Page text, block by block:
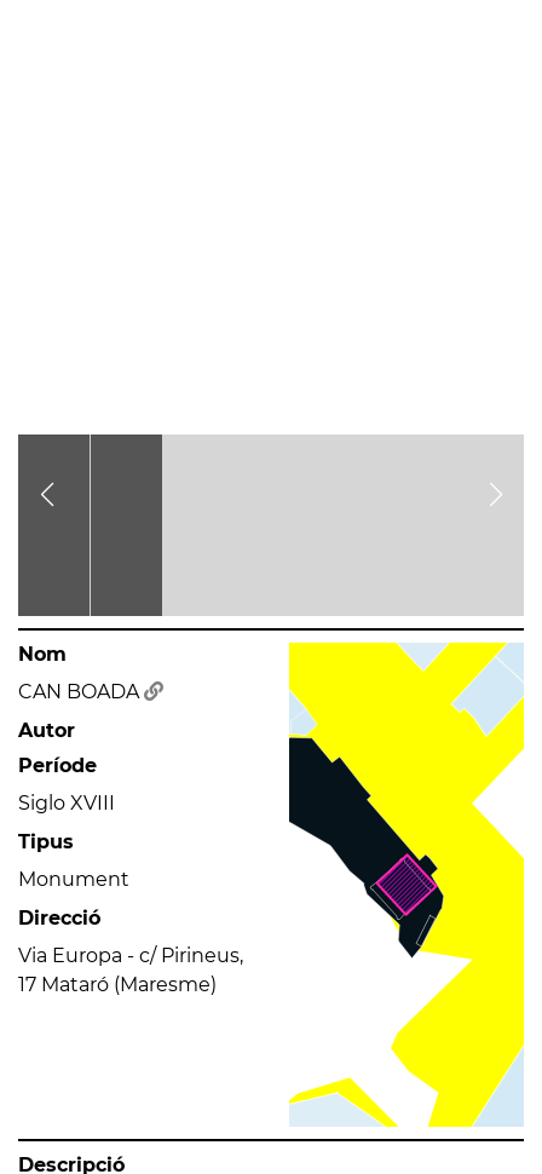
Nom
CAN BOADA
Autor
Període
Siglo XVIII
Tipus
Monument
Direcció
Via Europa - c/ Pirineus,
17 Mataró (Maresme)
Descripció